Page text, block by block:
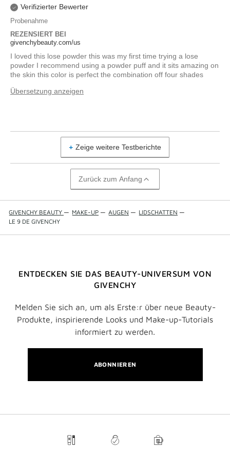
Verifizierter Bewerter
Probenahme
REZENSIERT BEI
givenchybeauty.com/us
I loved this lose powder this was my first time trying a lose
powder I recommend using a powder puff and it sits amazing on
the skin this color is perfect the combination off four shades
Übersetzung anzeigen
Zeige weitere Testberichte
Zurück zum Anfang
GIVENCHY BEAUTY — MAKE-UP — AUGEN — LIDSCHATTEN —
LE 9 DE GIVENCHY
ENTDECKEN SIE DAS BEAUTY-UNIVERSUM VON
GIVENCHY
Melden Sie sich an, um als Erste:r über neue Beauty-
Produkte, inspirierende Looks und Make-up-Tutorials
informiert zu werden.
ABONNIEREN